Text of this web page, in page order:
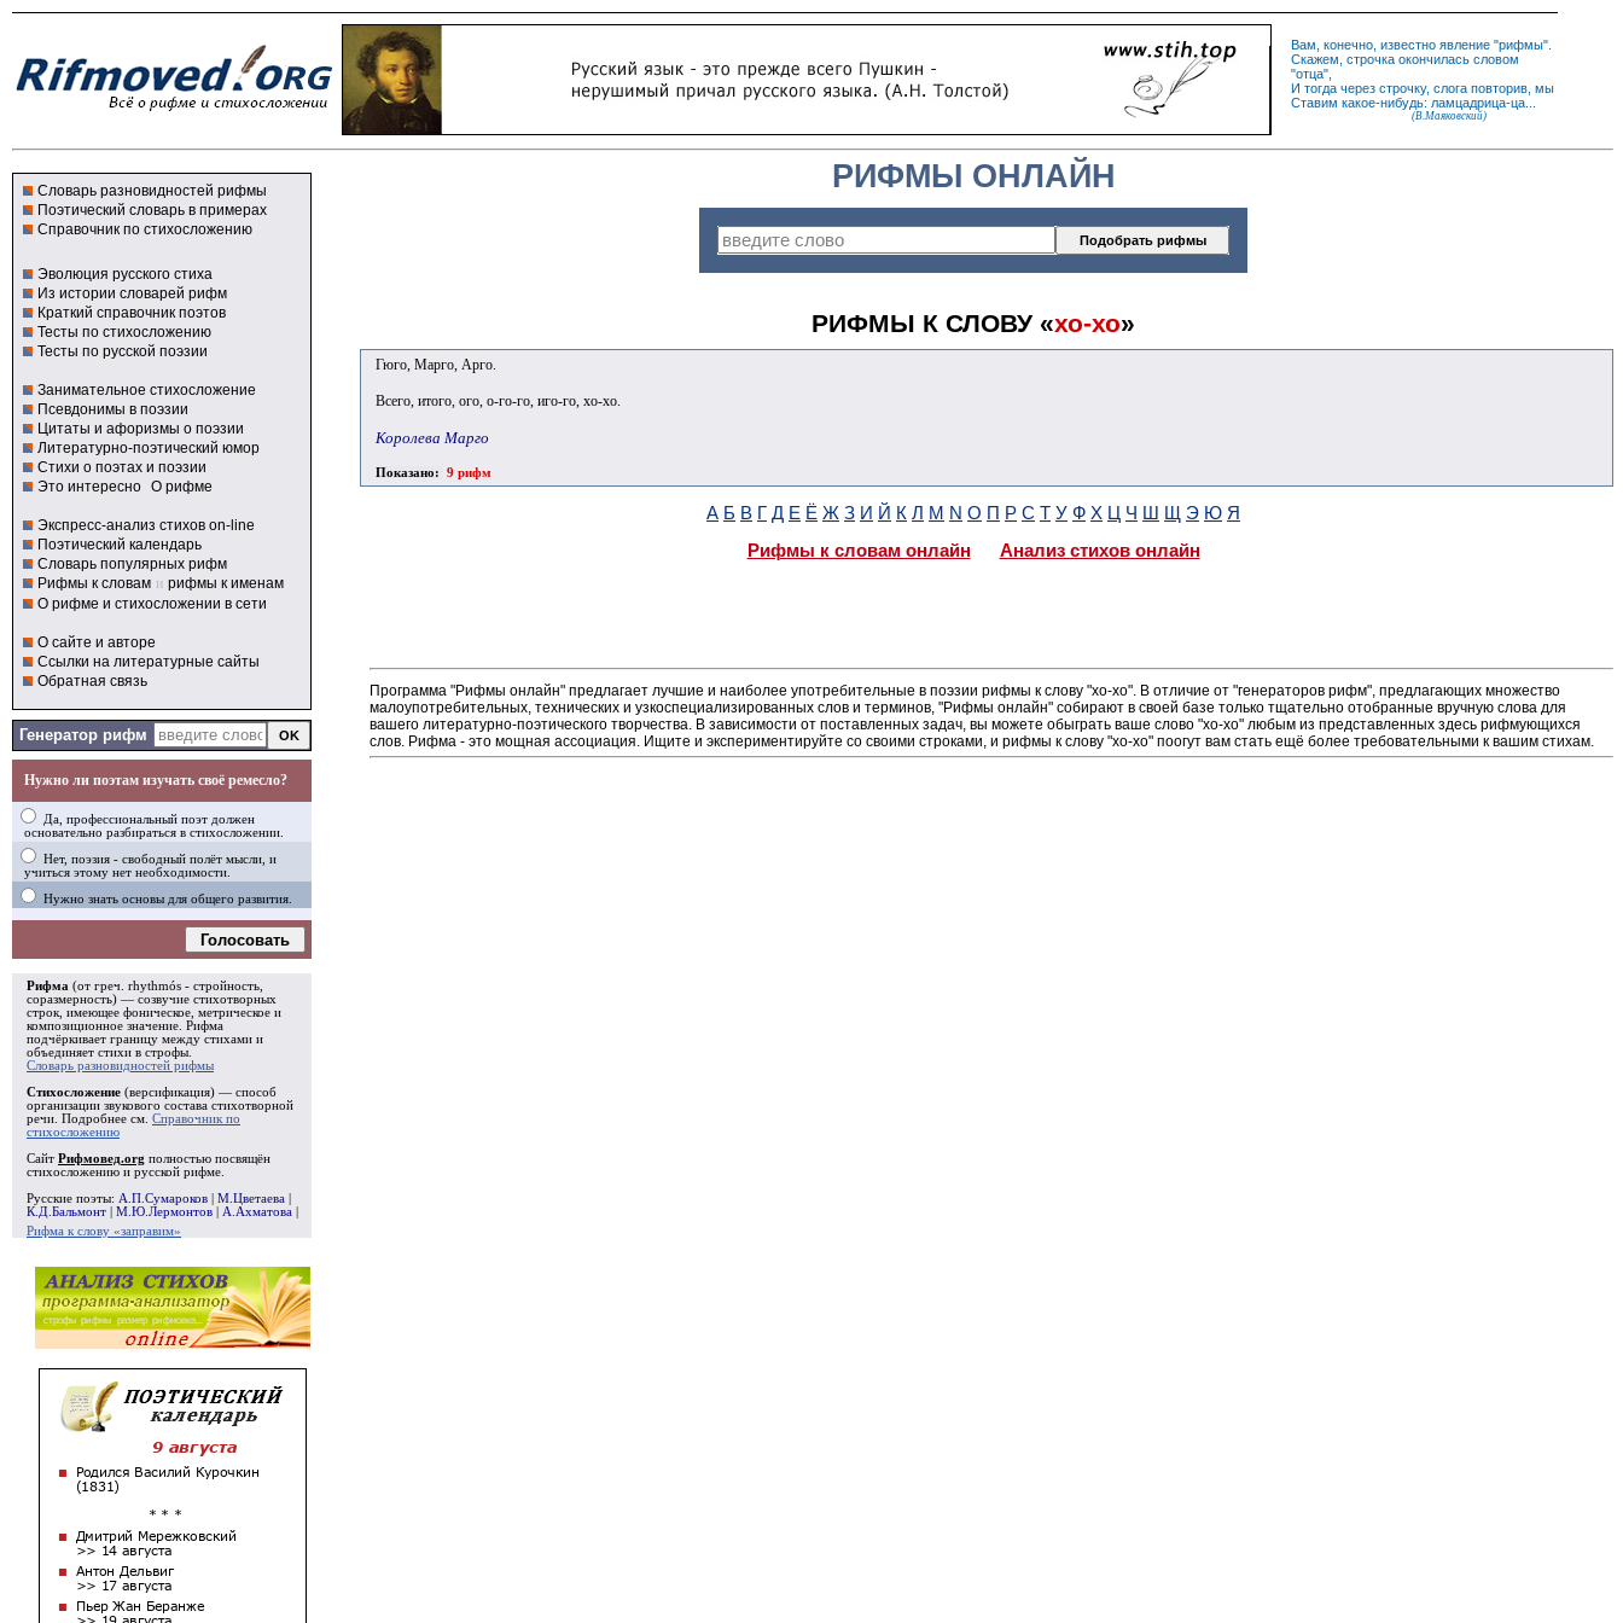
Вам, конечно, известно явление "рифмы".
Скажем, строчка окончилась словом
"отца",
И тогда через строчку, слога повторив, мы
Ставим какое-нибудь: ламцадрица-ца...
(В.Маяковский)
Словарь разновидностей рифмы
Поэтический словарь в примерах
Справочник по стихосложению
Эволюция русского стиха
Из истории словарей рифм
Краткий справочник поэтов
Тесты по стихосложению
Тесты по русской поэзии
Занимательное стихосложение
Псевдонимы в поэзии
Цитаты и афоризмы о поэзии
Литературно-поэтический юмор
Стихи о поэтах и поэзии
Это интересно О рифме
Экспресс-анализ стихов on-line
Поэтический календарь
Словарь популярных рифм
Рифмы к словам и рифмы к именам
О рифме и стихосложении в сети
О сайте и авторе
Ссылки на литературные сайты
Обратная связь
Генератор рифм
Нужно ли поэтам изучать своё ремесло?
Да, профессиональный поэт должен
основательно разбираться в стихосложении.
Нет, поэзия - свободный полёт мысли, и
учиться этому нет необходимости.
Нужно знать основы для общего развития.
Голосовать
Рифма (от греч. rhythmós - стройность,
соразмерность) — созвучие стихотворных
строк, имеющее фоническое, метрическое и
композиционное значение. Рифма
подчёркивает границу между стихами и
объединяет стихи в строфы
Словарь разновидностей рифмы
Стихосложение (версификация) — способ
организации звукового состава стихотворной
речи. Подробнее см. Справочник по
стихосложению
Сайт Рифмовед.org полностью посвящён
стихосложению и русской рифме.
Русские поэты: А.П.Сумароков М.Цветаева
К.Д.Бальмонт
М.Ю.Лермонтов А.Ахматова
Рифма к слову «заправим»
РИФМЫ ОНЛАЙН
РИФМЫ К СЛОВУ «хо-хо»
Гюго, Марго, Арго.
Всего, итого, ого, о-го-го, иго-го, хо-хо.
Королева Марго
Показано: 9 рифм
А Б В Г Д Е Ё Ж З И Й К Л М N О П Р С Т У Ф Х Ц Ч Ш Щ Э Ю Я
Рифмы к словам онлайн
Анализ стихов онлайн
Программа "Рифмы онлайн" предлагает лучшие и наиболее употребительные в поэзии рифмы к слову "хо-хо". В отличие от "генераторов рифм", предлагающих множество
малоупотребительных, технических и узкоспециализированных слов и терминов, "Рифмы онлайн" собирают в своей базе только тщательно отобранные вручную слова для
вашего литературно-поэтического творчества. В зависимости от поставленных задач, вы можете обыграть ваше слово "хо-хо" любым из представленных здесь рифмующихся
слов. Рифма - это мощная ассоциация. Ищите и экспериментируйте со своими строками, и рифмы к слову "хо-хо" поогут вам стать ещё более требовательными к вашим стихам.